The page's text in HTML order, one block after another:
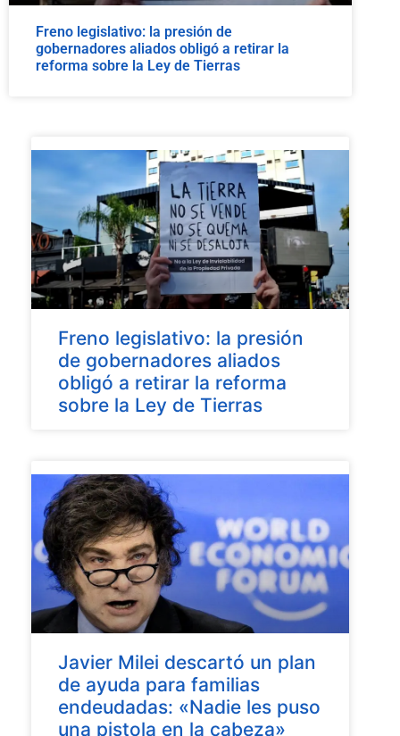
Freno legislativo: la presión de
gobernadores aliados obligó a retirar la
reforma sobre la Ley de Tierras
Freno legislativo: la presión
de gobernadores aliados
obligó a retirar la reforma
sobre la Ley de Tierras
Javier Milei descartó un plan
de ayuda para familias
endeudadas: «Nadie les puso
una pistola en la cabeza»